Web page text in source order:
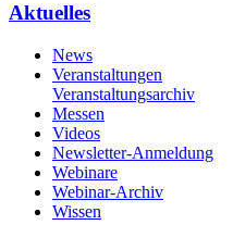
Aktuelles
News
Veranstaltungen
Veranstaltungsarchiv
Messen
Videos
Newsletter-Anmeldung
Webinare
Webinar-Archiv
Wissen